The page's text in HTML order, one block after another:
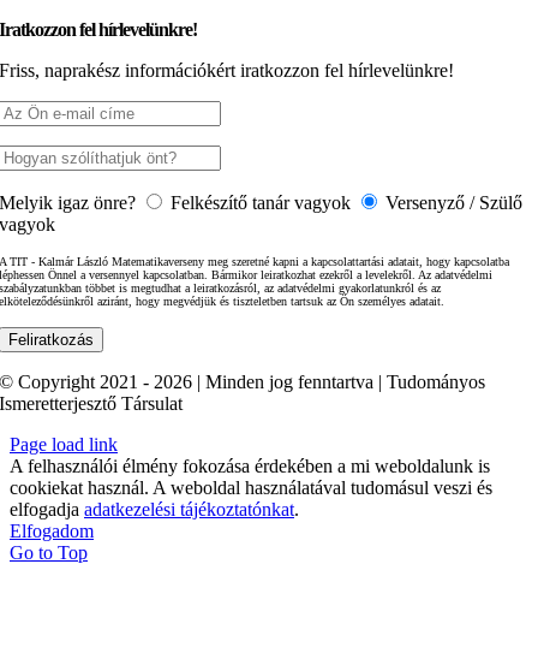
Iratkozzon fel hírlevelünkre!
Friss, naprakész információkért iratkozzon fel hírlevelünkre!
Melyik igaz önre? Felkészítő tanár vagyok
Versenyző / Szülő
vagyok
A TIT - Kalmár László Matematikaverseny meg szeretné kapni a kapcsolattartási adatait, hogy kapcsolatba
léphessen Önnel a versennyel kapcsolatban. Bármikor leiratkozhat ezekről a levelekről. Az adatvédelmi
szabályzatunkban többet is megtudhat a leiratkozásról, az adatvédelmi gyakorlatunkról és az
elköteleződésünkről aziránt, hogy megvédjük és tiszteletben tartsuk az Ön személyes adatait.
© Copyright 2021 - 2026 | Minden jog fenntartva | Tudományos
Ismeretterjesztő Társulat
Page load link
A felhasználói élmény fokozása érdekében a mi weboldalunk is
cookiekat használ. A weboldal használatával tudomásul veszi és
elfogadja adatkezelési tájékoztatónkat.
Elfogadom
Go to Top